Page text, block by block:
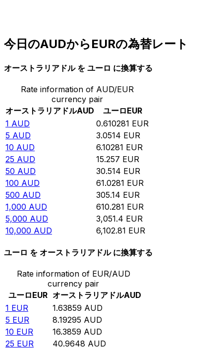
今日のAUDからEURの為替レート
オーストラリアドル を ユーロ に換算する
Rate information of AUD/EUR
currency pair
オーストラリアドルAUD ユーロEUR
1 AUD 0.610281 EUR
5 AUD 3.0514 EUR
10 AUD 6.10281 EUR
25 AUD 15.257 EUR
50 AUD 30.514 EUR
100 AUD 61.0281 EUR
500 AUD 305.14 EUR
1,000 AUD 610.281 EUR
5,000 AUD 3,051.4 EUR
10,000 AUD 6,102.81 EUR
ユーロ を オーストラリアドル に換算する
Rate information of EUR/AUD
currency pair
ユーロEUR オーストラリアドルAUD
1 EUR 1.63859 AUD
5 EUR 8.19295 AUD
10 EUR 16.3859 AUD
25 EUR 40.9648 AUD